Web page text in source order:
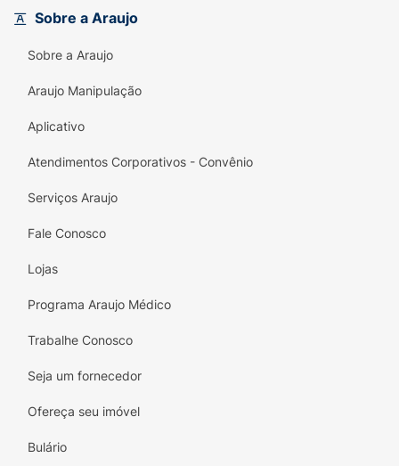
Sobre a Araujo
Sobre a Araujo
Araujo Manipulação
Aplicativo
Atendimentos Corporativos - Convênio
Serviços Araujo
Fale Conosco
Lojas
Programa Araujo Médico
Trabalhe Conosco
Seja um fornecedor
Ofereça seu imóvel
Bulário